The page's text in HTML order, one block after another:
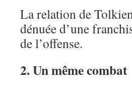
La relation de
dénuée d’une
de l’offense.
2. Un même combat